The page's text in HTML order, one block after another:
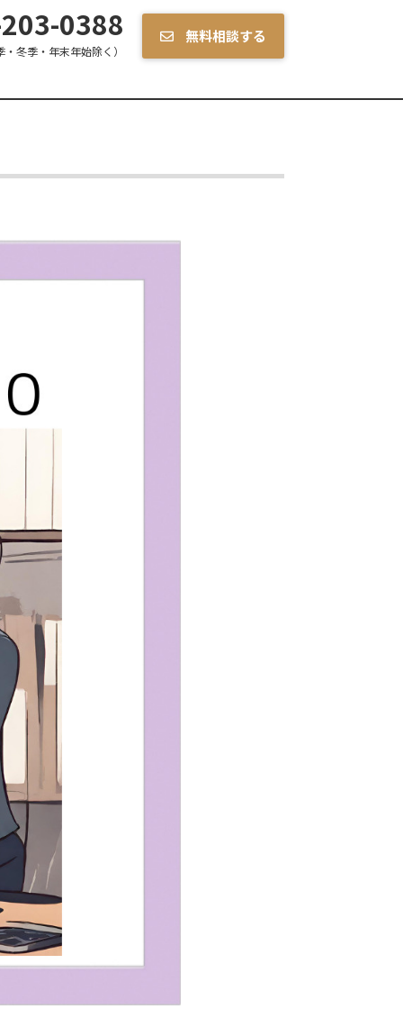
0388
冬季・年末年始除く）
無料相談する